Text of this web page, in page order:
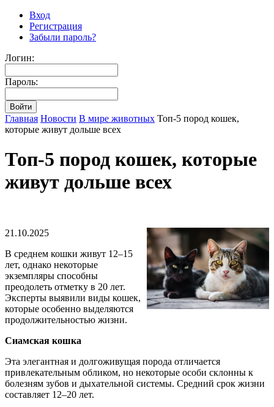
Вход
Регистрация
Забыли пароль?
Логин:
Пароль:
Главная Новости В мире животных Топ-5 пород кошек,
которые живут дольше всех
Топ-5 пород кошек, которые
живут дольше всех
21.10.2025
В среднем кошки живут 12–15
лет, однако некоторые
экземпляры способны
преодолеть отметку в 20 лет.
Эксперты выявили виды кошек,
которые особенно выделяются
продолжительностью жизни.
Сиамская кошка
Эта элегантная и долгоживущая порода отличается
привлекательным обликом, но некоторые особи склонны к
болезням зубов и дыхательной системы. Средний срок жизни
составляет 12–20 лет.